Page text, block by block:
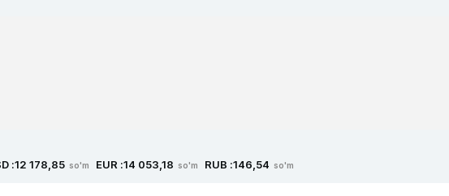
:12 178,85 so'm EUR :14 053,18 so'm RUB :146,54 so'm